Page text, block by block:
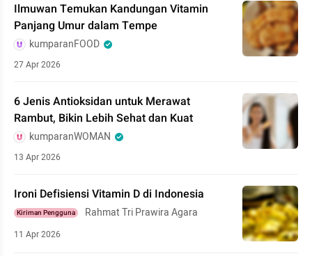
Ilmuwan Temukan Kandungan Vitamin
Panjang Umur dalam Tempe
kumparanFOOD
27 Apr 2026
6 Jenis Antioksidan untuk Merawat
Rambut, Bikin Lebih Sehat dan Kuat
kumparanWOMAN
13 Apr 2026
Ironi Defisiensi Vitamin D di Indonesia
Kiriman Pengguna Rahmat Tri Prawira Agara
11 Apr 2026